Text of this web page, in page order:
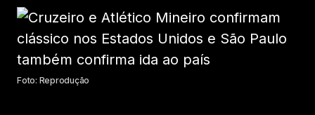
Foto: Reprodução